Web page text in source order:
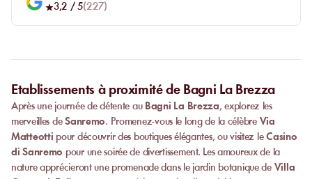
3,2 / 5(227)
Etablissements à proximité de Bagni La Brezza
Après une journée de détente au Bagni La Brezza, explorez les
merveilles deSanremo. Promenez-vous le long de la célèbre Via
Matteotti pour découvrir des boutiques élégantes, ou visitez leCasino
di Sanremo pour une soirée de divertissement. Les amoureux de la
nature apprécieront une promenade dans le jardin botanique de Villa